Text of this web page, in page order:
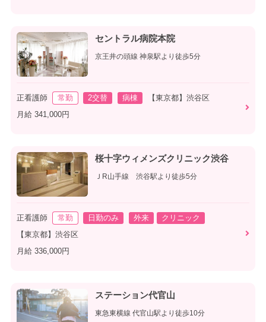
セントラル病院本院
京王井の頭線 神泉駅より徒歩5分
正看護師 常勤 2交替 病棟
【東京都】渋谷区
月給 341,000円
桜十字ウィメンズクリニック渋谷
ＪR山手線 渋谷駅より徒歩5分
正看護師 常勤 日勤のみ 外来
クリニック
【東京都】渋谷区
月給 336,000円
ステーション代官山
東急東横線 代官山駅より徒歩10分